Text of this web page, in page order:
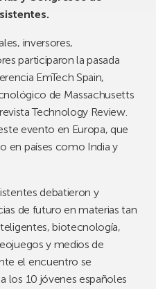
inversores,
participaron la pasada
EmTech Spain,
de Massachusetts
Technology Review.
evento en Europa, que
en países como India y
debatieron y
de futuro en materias tan
biotecnología,
y medios de
el encuentro se
los 10 jóvenes españoles